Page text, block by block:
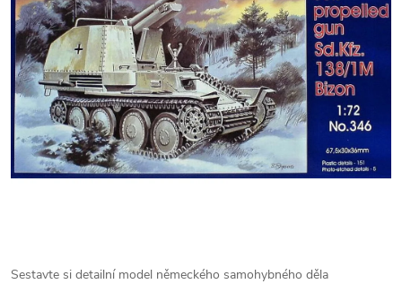
Sestavte si detailní model německého samohybného děla